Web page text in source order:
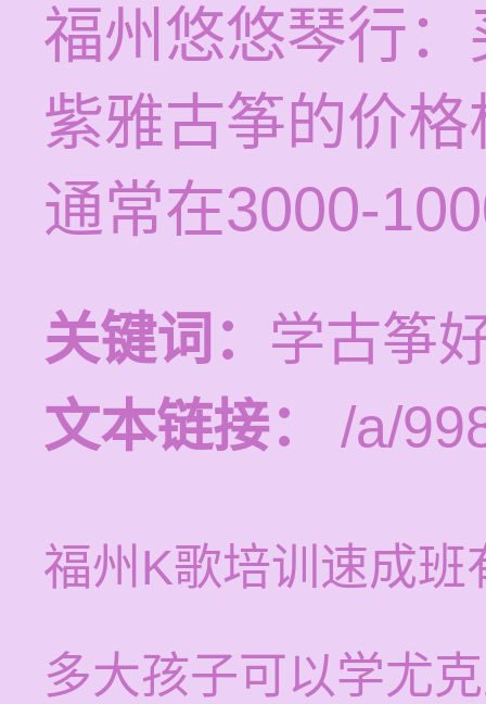
福州悠悠琴行
紫雅古筝的价
通常在3000-
关键词： 学古筝
文本链接：
/a/
福州K歌培训速成班
多大孩子可以学尤